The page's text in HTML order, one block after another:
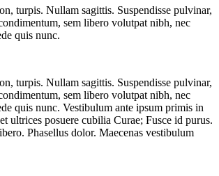
turpis. Nullam sagittis. Suspendisse pulvinar,
sem libero volutpat nibh, nec
quis nunc.
turpis. Nullam sagittis. Suspendisse pulvinar,
sem libero volutpat nibh, nec
quis nunc. Vestibulum ante ipsum primis in
ultrices posuere cubilia Curae; Fusce id purus.
Phasellus dolor. Maecenas vestibulum